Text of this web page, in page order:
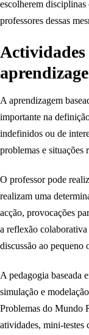
escolherem
professores dessas
Actividades
A aprendizagem
importante na
indefinidos ou de
problemas e situações
O professor pode
realizam uma
acção, provocações
a reflexão colaborativa
discussão ao pequeno
A pedagogia baseada
simulação e
Problemas do Mundo
atividades, mini-testes